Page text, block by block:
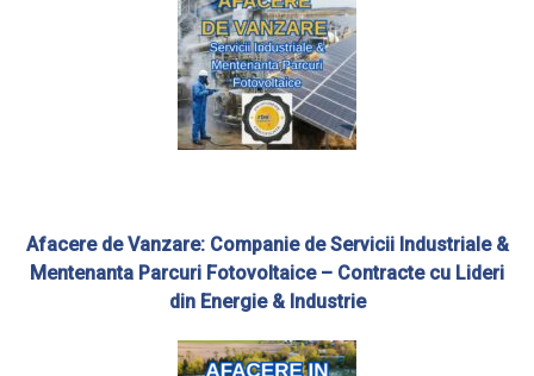
Afacere de Vanzare: Companie de Servicii Industriale &
Mentenanta Parcuri Fotovoltaice – Contracte cu Lideri
din Energie & Industrie